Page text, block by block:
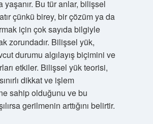
yaşanır. Bu tür anlar, bilişsel
çünkü birey, bir çözüm ya da
için çok sayıda bilgiyle
zorundadır. Bilişsel yük,
durumu algılayış biçimini ve
etkiler. Bilişsel yük teorisi,
dikkat ve işlem
sahip olduğunu ve bu
gerilmenin arttığını belirtir.